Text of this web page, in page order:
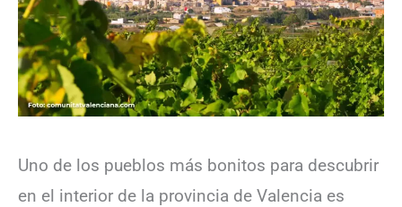
Uno de los pueblos más bonitos para descubrir
en el interior de la provincia de Valencia es